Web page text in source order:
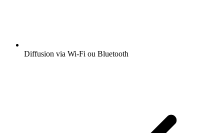
Diffusion via Wi-Fi ou Bluetooth